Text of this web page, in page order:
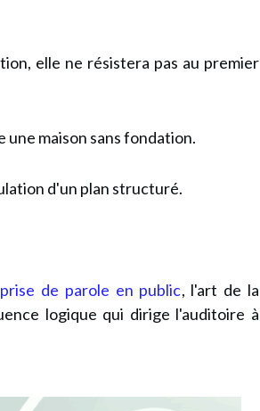
elle ne résistera pas au premier
une maison sans fondation.
d'un plan structuré.
prise de parole en public, l'art de la
logique qui dirige l'auditoire à